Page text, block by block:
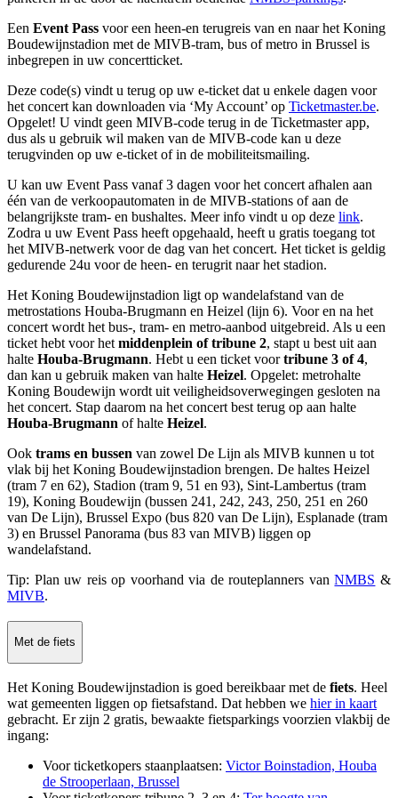
Een Event Pass voor een heen-en terugreis van en naar het Koning
Boudewijnstadion met de MIVB-tram, bus of metro in Brussel is
inbegrepen in uw concertticket.
Deze code(s) vindt u terug op uw e-ticket dat u enkele dagen voor
het concert kan downloaden via ‘My Account’ op Ticketmaster.be.
Opgelet! U vindt geen MIVB-code terug in de Ticketmaster app,
dus als u gebruik wil maken van de MIVB-code kan u deze
terugvinden op uw e-ticket of in de mobiliteitsmailing.
U kan uw Event Pass vanaf 3 dagen voor het concert afhalen aan
één van de verkoopautomaten in de MIVB-stations of aan de
belangrijkste tram- en bushaltes. Meer info vindt u op deze link.
Zodra u uw Event Pass heeft opgehaald, heeft u gratis toegang tot
het MIVB-netwerk voor de dag van het concert. Het ticket is geldig
gedurende 24u voor de heen- en terugrit naar het stadion.
Het Koning Boudewijnstadion ligt op wandelafstand van de
metrostations Houba-Brugmann en Heizel (lijn 6). Voor en na het
concert wordt het bus-, tram- en metro-aanbod uitgebreid. Als u een
ticket hebt voor het middenplein of tribune 2, stapt u best uit aan
halte Houba-Brugmann. Hebt u een ticket voortribune 3 of 4,
dan kan u gebruik maken van halte Heizel. Opgelet: metrohalte
Koning Boudewijn wordt uit veiligheidsoverwegingen gesloten na
het concert. Stap daarom na het concert best terug op aan halte
Houba-Brugmann of halte Heizel.
Ook trams en bussen van zowel De Lijn als MIVB kunnen u tot
vlak bij het Koning Boudewijnstadion brengen. De haltes Heizel
(tram 7 en 62), Stadion (tram 9, 51 en 93), Sint-Lambertus (tram
19), Koning Boudewijn (bussen 241, 242, 243, 250, 251 en 260
van De Lijn), Brussel Expo (bus 820 van De Lijn), Esplanade (tram
3) en Brussel Panorama (bus 83 van MIVB) liggen op
wandelafstand.
Tip: Plan uw reis op voorhand via de routeplanners vanNMBS &
MIVB.
Met de fiets
Het Koning Boudewijnstadion is goed bereikbaar met de fiets. Heel
wat gemeenten liggen op fietsafstand. Dat hebben we hier in kaart
gebracht. Er zijn 2 gratis, bewaakte fietsparkings voorzien vlakbij de
ingang:
Voor ticketkopers staanplaatsen: Victor Boinstadion, Houba
de Strooperlaan, Brussel